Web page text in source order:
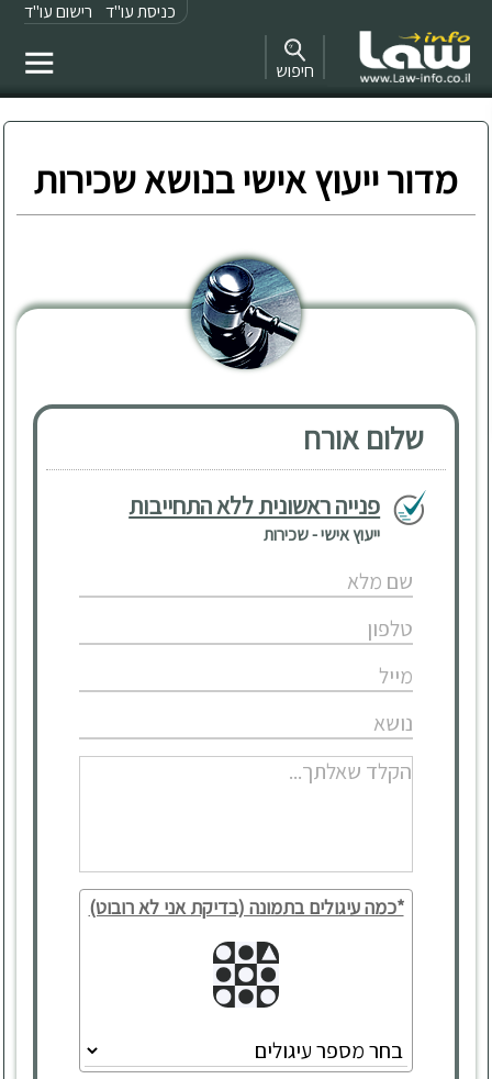
כניסת עו"ד רישום עו"ד
חיפוש
מדור ייעוץ אישי בנושא שכירות
שלום אורח
פנייה ראשונית ללא התחייבות
ייעוץ אישי - שכירות
*כמה עיגולים בתמונה (בדיקת אני לא רובוט)